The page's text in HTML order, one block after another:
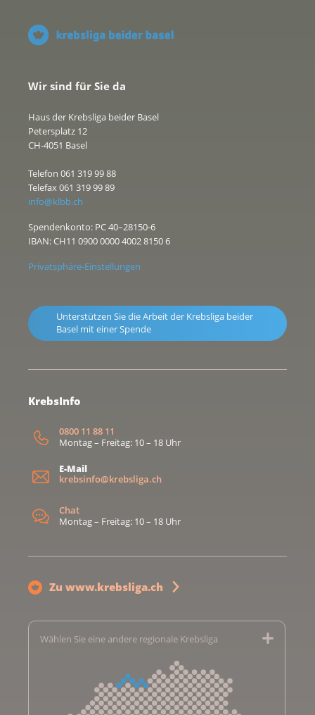
Wir sind für Sie da
Haus der Krebsliga beider Basel
Petersplatz 12
CH-4051 Basel
Telefon 061 319 99 88
Telefax 061 319 99 89
info@klbb.ch
Spendenkonto: PC 40–28150-6
IBAN: CH11 0900 0000 4002 8150 6
Privatsphäre-Einstellungen
Unterstützen Sie die Arbeit der Krebsliga beider
Basel mit einer Spende
KrebsInfo
0800 11 88 11
Montag – Freitag: 10 – 18 Uhr
E-Mail
krebsinfo@krebsliga.ch
Chat
Montag – Freitag: 10 – 18 Uhr
Zu www.krebsliga.ch
Wählen Sie eine andere regionale Krebsliga